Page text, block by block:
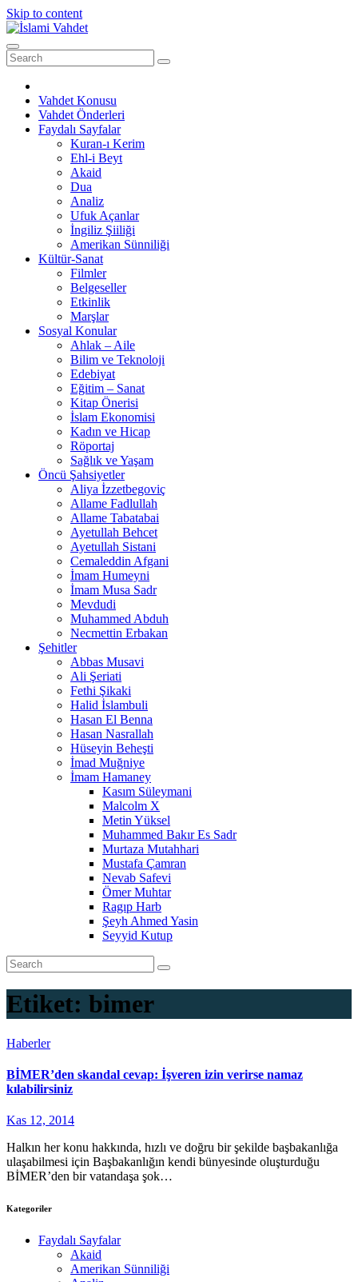
Skip to content
Vahdet Konusu
Vahdet Önderleri
Faydalı Sayfalar
Kuran-ı Kerim
Ehl-i Beyt
Akaid
Dua
Analiz
Ufuk Açanlar
İngiliz Şiiliği
Amerikan Sünniliği
Kültür-Sanat
Filmler
Belgeseller
Etkinlik
Marşlar
Sosyal Konular
Ahlak – Aile
Bilim ve Teknoloji
Edebiyat
Eğitim – Sanat
Kitap Önerisi
İslam Ekonomisi
Kadın ve Hicap
Röportaj
Sağlık ve Yaşam
Öncü Şahsiyetler
Aliya İzzetbegoviç
Allame Fadlullah
Allame Tabatabai
Ayetullah Behcet
Ayetullah Sistani
Cemaleddin Afgani
İmam Humeyni
İmam Musa Sadr
Mevdudi
Muhammed Abduh
Necmettin Erbakan
Şehitler
Abbas Musavi
Ali Şeriati
Fethi Şikaki
Halid İslambuli
Hasan El Benna
Hasan Nasrallah
Hüseyin Beheşti
İmad Muğniye
İmam Hamaney
Kasım Süleymani
Malcolm X
Metin Yüksel
Muhammed Bakır Es Sadr
Murtaza Mutahhari
Mustafa Çamran
Nevab Safevi
Ömer Muhtar
Ragıp Harb
Şeyh Ahmed Yasin
Seyyid Kutup
Etiket: bimer
Haberler
BİMER’den skandal cevap: İşveren izin verirse namaz
kılabilirsiniz
Kas 12, 2014
Halkın her konu hakkında, hızlı ve doğru bir şekilde başbakanlığa
ulaşabilmesi için Başbakanlığın kendi bünyesinde oluşturduğu
BİMER’den bir vatandaşa şok…
Kategoriler
Faydalı Sayfalar
Akaid
Amerikan Sünniliği